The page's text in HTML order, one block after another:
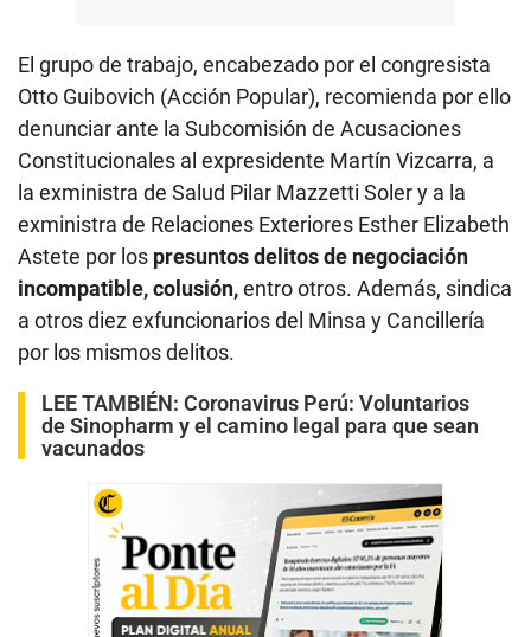
El grupo de trabajo, encabezado por el congresista
Otto Guibovich (Acción Popular), recomienda por ello
denunciar ante la Subcomisión de Acusaciones
Constitucionales al expresidente Martín Vizcarra, a
la exministra de Salud Pilar Mazzetti Soler y a la
exministra de Relaciones Exteriores Esther Elizabeth
Astete por los presuntos delitos de negociación
incompatible, colusión,entro otros. Además, sindica
a otros diez exfuncionarios del Minsa y Cancillería
por los mismos delitos.
LEE TAMBIÉN: Coronavirus Perú: Voluntarios
de Sinopharm y el camino legal para que sean
vacunados